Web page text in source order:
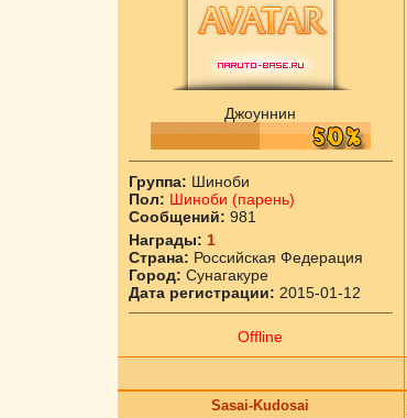
Джоуннин
Группа: Шиноби
Пол: Шиноби (парень)
Сообщений: 981
Награды: 1
Страна: Российская Федерация
Город: Сунагакуре
Дата регистрации: 2015-01-12
Offline
Sasai-Kudosai